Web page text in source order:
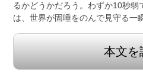
るかどうかだろう。わずか10秒
は、世界が固唾をのんで見守る一
本文を